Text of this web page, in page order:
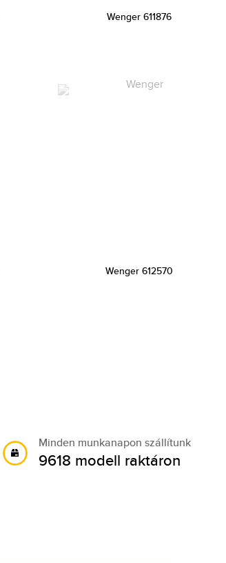
Wenger 611876
Wenger 612570
Minden munkanapon szállítunk
9618 modell raktáron